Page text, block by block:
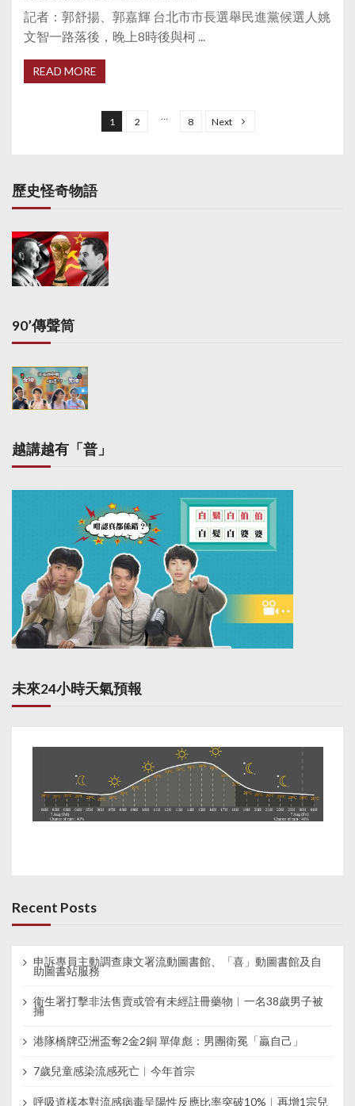
記者：郭舒揚、郭嘉輝 台北市市長選舉民進黨候選人姚
文智一路落後，晚上8時後與柯 ...
READ MORE
s
p
a
g
i
a
t
i
o
n
1 2 8 Next
歷史怪奇物語
90’傳聲筒
越講越有「普」
未來24小時天氣預報
Recent Posts
申訴專員主動調查康文署流動圖書館、「喜」動圖書館及自
助圖書站服務
衞生署打擊非法售賣或管有未經註冊藥物︱一名38歲男子被
捕
港隊橋牌亞洲盃奪2金2銅 單偉彪：男團衛冕「贏自己」
7歲兒童感染流感死亡︱今年首宗
呼吸道樣本對流感病毒呈陽性反應比率突破10%︱再增1宗兒